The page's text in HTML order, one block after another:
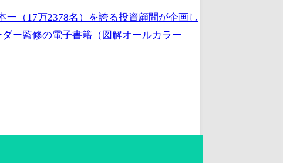
（17万2378名）を誇る投資顧問が企画し
ー監修の電子書籍（図解オールカラー